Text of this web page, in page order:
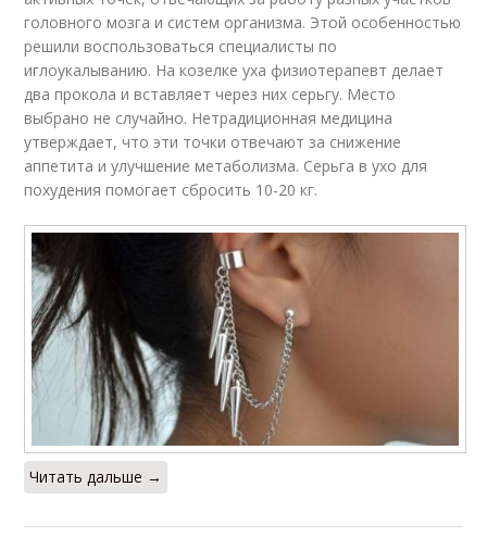
головного мозга и систем организма. Этой особенностью
решили воспользоваться специалисты по
иглоукалыванию. На козелке уха физиотерапевт делает
два прокола и вставляет через них серьгу. Место
выбрано не случайно. Нетрадиционная медицина
утверждает, что эти точки отвечают за снижение
аппетита и улучшение метаболизма. Серьга в ухо для
похудения помогает сбросить 10-20 кг.
Читать дальше →